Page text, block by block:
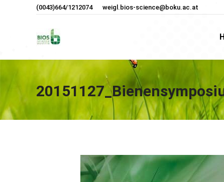
(0043)664/1212074 weigl.bios-science@boku.ac.at